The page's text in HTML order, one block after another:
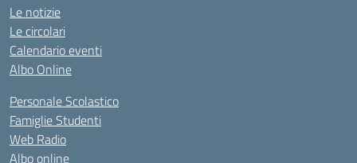
Le notizie
Le circolari
Calendario eventi
Albo Online
Personale Scolastico
Famiglie Studenti
Web Radio
Albo online